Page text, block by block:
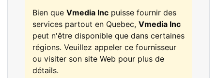
Bien que Vmedia Inc puisse fournir des
services partout en Quebec, Vmedia Inc
peut n'être disponible que dans certaines
régions. Veuillez appeler ce fournisseur
ou visiter son site Web pour plus de
détails.